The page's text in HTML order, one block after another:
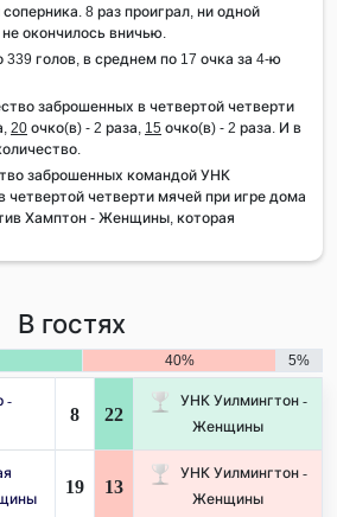
8 раз проиграл, ни одной
окончилось вничью.
339 голов, в среднем по 17 очка за 4-ю
заброшенных в четвертой четверти
20 очко(в) - 2 раза, 15 очко(в) - 2 раза. И в
заброшенных командой УНК
четверти мячей при игре дома
Хамптон - Женщины, которая
В гостях
40% 5%
-
8 22
УНК Уилмингтон -
Женщины
19 13
УНК Уилмингтон -
Женщины